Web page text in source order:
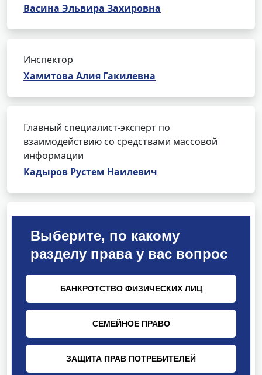
Васина Эльвира Захировна
Инспектор
Хамитова Алия Гакилевна
Главный специалист-эксперт по
взаимодействию со средствами массовой
информации
Кадыров Рустем Наилевич